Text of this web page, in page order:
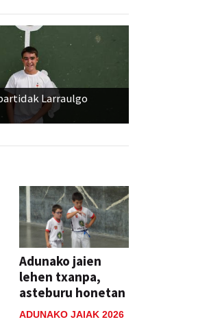
Larraulgo
Adunako jaien
lehen txanpa,
asteburu honetan
ADUNAKO JAIAK 2026